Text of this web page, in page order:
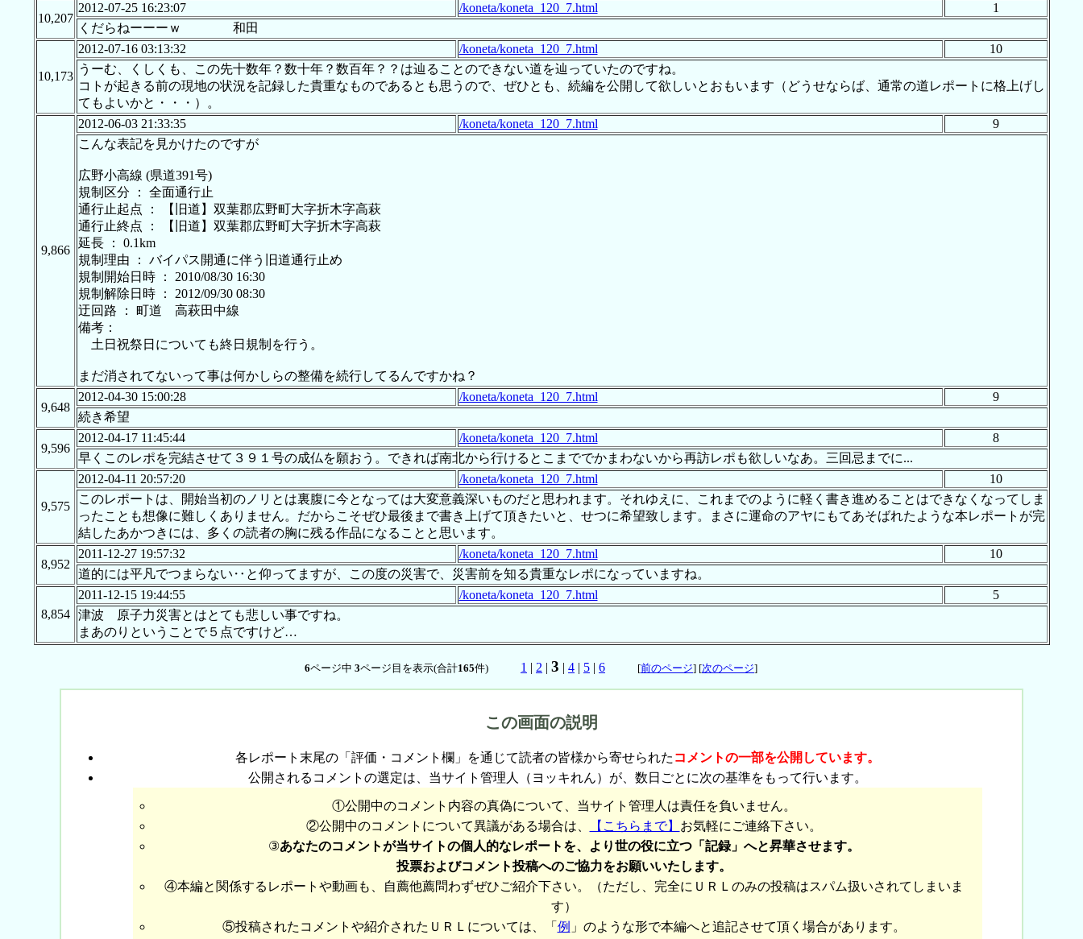
10,207
2012-07-25 16:23:07 /koneta/koneta_120_7.html
1
くだらねーーーｗ 和田
10,173
2012-07-16 03:13:32 /koneta/koneta_120_7.html
10
うーむ、くしくも、この先十数年？数十年？数百年？？は辿ることのできない道を辿っていたのですね。
コトが起きる前の現地の状況を記録した貴重なものであるとも思うので、ぜひとも、続編を公開して欲しいとおもいます（どうせならば、通常の道レポートに格上げし
てもよいかと・・・）。
9,866
2012-06-03 21:33:35 /koneta/koneta_120_7.html
9
こんな表記を見かけたのですが
広野小高線 (県道391号)
規制区分 ： 全面通行止
通行止起点 ： 【旧道】双葉郡広野町大字折木字高萩
通行止終点 ： 【旧道】双葉郡広野町大字折木字高萩
延長 ： 0.1km
規制理由 ： バイパス開通に伴う旧道通行止め
規制開始日時 ： 2010/08/30 16:30
規制解除日時 ： 2012/09/30 08:30
迂回路 ： 町道 高萩田中線
備考：
土日祝祭日についても終日規制を行う。
まだ消されてないって事は何かしらの整備を続行してるんですかね？
9,648
2012-04-30 15:00:28 /koneta/koneta_120_7.html
9
続き希望
9,596
2012-04-17 11:45:44 /koneta/koneta_120_7.html
8
早くこのレポを完結させて３９１号の成仏を願おう。できれば南北から行けるとこまででかまわないから再訪レポも欲しいなあ。三回忌までに...
9,575
2012-04-11 20:57:20 /koneta/koneta_120_7.html
10
このレポートは、開始当初のノリとは裏腹に今となっては大変意義深いものだと思われます。それゆえに、これまでのように軽く書き進めることはできなくなってしま
ったことも想像に難しくありません。だからこそぜひ最後まで書き上げて頂きたいと、せつに希望致します。まさに運命のアヤにもてあそばれたような本レポートが完
結したあかつきには、多くの読者の胸に残る作品になることと思います。
8,952
2011-12-27 19:57:32 /koneta/koneta_120_7.html
10
道的には平凡でつまらない‥と仰ってますが、この度の災害で、災害前を知る貴重なレポになっていますね。
8,854
2011-12-15 19:44:55 /koneta/koneta_120_7.html
5
津波 原子力災害とはとても悲しい事ですね。
まあのりということで５点ですけど…
6ページ中 3ページ目を表示(合計165件) 1 | 2 | 3 | 4 | 5 | 6 [前のページ] [次のページ]
この画面の説明
各レポート末尾の「評価・コメント欄」を通じて読者の皆様から寄せられた コメントの一部を公開しています。
公開されるコメントの選定は、当サイト管理人（ヨッキれん）が、数日ごとに次の基準をもって行います。
①公開中のコメント内容の真偽について、当サイト管理人は責任を負いません。
②公開中のコメントについて異議がある場合は、
【こちらまで】 お気軽にご連絡下さい。
③あなたのコメントが当サイトの個人的なレポートを、より世の役に立つ「記録」へと昇華させます。
投票およびコメント投稿へのご協力をお願いいたします。
④本編と関係するレポートや動画も、自薦他薦問わずぜひご紹介下さい。（ただし、完全にＵＲＬのみの投稿はスパム扱いされてしまいま
す）
⑤投稿されたコメントや紹介されたＵＲＬについては、「 例 」のような形で本編へと追記させて頂く場合があります。